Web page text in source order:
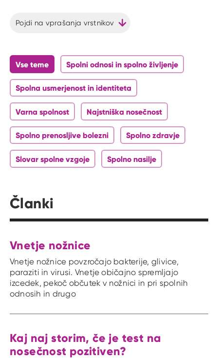
Pojdi na vprašanja vrstnikov
Vse teme Spolni odnosi in spolno življenje
Spolna usmerjenost in identiteta
Varna spolnost Najstniška nosečnost
Spolno prenosljive bolezni Spolno zdravje
Slovar spolne vzgoje Spolno nasilje
Članki
Vnetje nožnice
Vnetje nožnice povzročajo bakterije, glivice,
paraziti in virusi. Vnetje običajno spremljajo
izcedek, pekoč občutek v nožnici in pri spolnih
odnosih in drugo
Kaj naj storim, če je test na
nosečnost pozitiven?